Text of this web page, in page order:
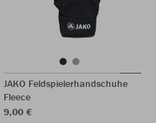
JAKO Feldspielerhandschuhe
Fleece
9,00 €